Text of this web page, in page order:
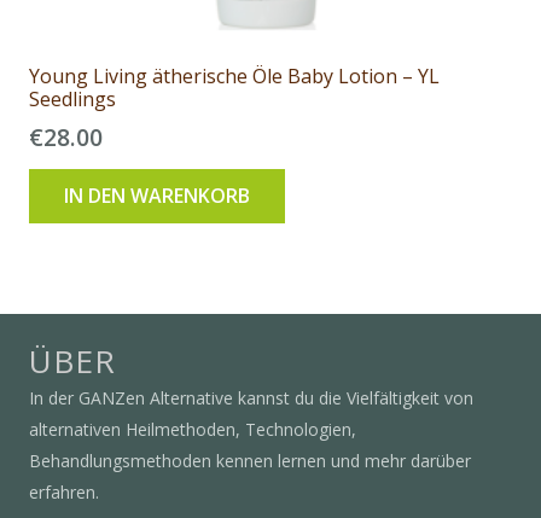
Young Living ätherische Öle Baby Lotion – YL
Seedlings
€28.00
IN DEN WARENKORB
ÜBER
In der GANZen Alternative kannst du die Vielfältigkeit von
alternativen Heilmethoden, Technologien,
Behandlungsmethoden kennen lernen und mehr darüber
erfahren.